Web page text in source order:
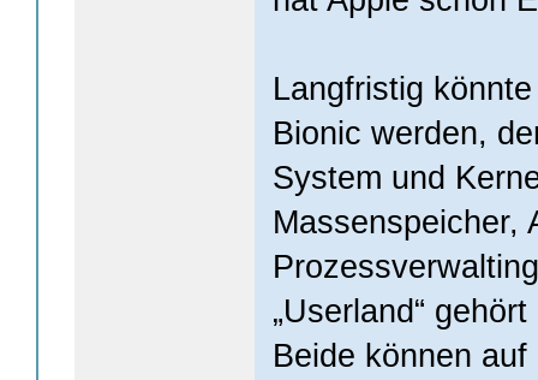
Langfristig
Bionic werden,
System und
Massenspeicher,
„Userland“
Beide können